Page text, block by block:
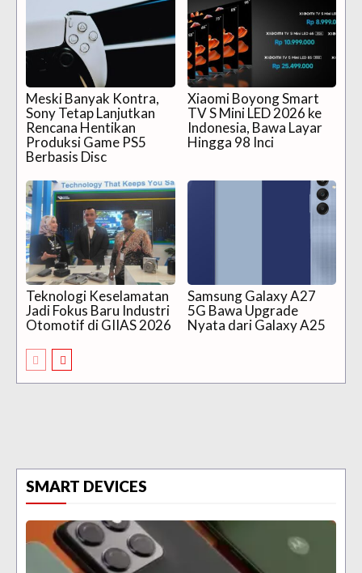
Meski Banyak Kontra,
Sony Tetap Lanjutkan
Rencana Hentikan
Produksi Game PS5
Berbasis Disc
Xiaomi Boyong Smart
TV S Mini LED 2026 ke
Indonesia, Bawa Layar
Hingga 98 Inci
Teknologi Keselamatan
Jadi Fokus Baru Industri
Otomotif di GIIAS 2026
Samsung Galaxy A27
5G Bawa Upgrade
Nyata dari Galaxy A25
SMART DEVICES